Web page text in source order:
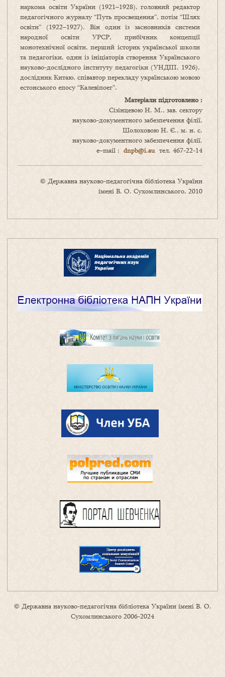
наркома освіти України (1921–1928), головний редактор
педагогічного журналу “Путь просвещения”, потім “Шлях
освіти” (1922–1927). Він один із засновників системи
народної освіти УРСР, прибічник концепції
монотехнічної освіти, перший історик української школи
та педагогіки, один із ініціаторів створення Українського
науково-дослідного інституту педагогіки (УНДІП, 1926),
дослідник Китаю, співавтор перекладу українською мовою
естонського епосу “Калевіпоег”.
Матеріали підготовлено :
Сізінцевою Н. М., зав. сектору
науково-документного забезпечення філії,
Шолоховою Н. Є., м. н. с.
науково-документного забезпечення філії,
e–mail : dnpb@i.au тел. 467-22-14
© Державна науково-педагогічна бібліотека України
імені В. О. Сухомлинського, 2010
© Державна науково-педагогічна бібліотека України імені В. О.
Сухомлинського 2006-2024